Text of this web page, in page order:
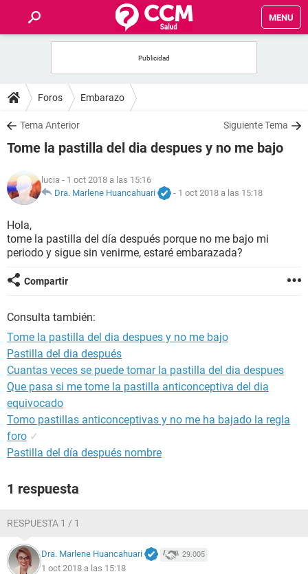
MENU
FOROS
SALUD
NUTRICIÓN
BIENESTAR
Foros Embarazo
Tema Anterior Siguiente Tema
Tome la pastilla del dia despues y no me bajo
lucia - 1 oct 2018 a las 15:16
Dra. Marlene Huancahuari
- 1 oct 2018 a las 15:18
Hola,
tome la pastilla del día después porque no me bajo mi
periodo y sigue sin venirme, estaré embarazada?
Compartir
Consulta también:
Tome la pastilla del dia despues y no me bajo
Pastilla del dia después
Cuantas veces se puede tomar la pastilla del dia despues
Que pasa si me tome la pastilla anticonceptiva del dia
equivocado
Tomo pastillas anticonceptivas y no me ha bajado la regla
foro ✓
Pastilla del día después nombre
1 respuesta
RESPUESTA 1 / 1
Dra. Marlene Huancahuari 29.005
1 oct 2018 a las 15:18